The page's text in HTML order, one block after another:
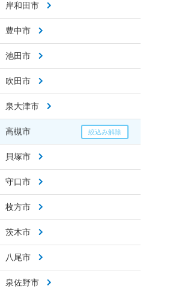
岸和田市
豊中市
池田市
吹田市
泉大津市
高槻市
貝塚市
守口市
枚方市
茨木市
八尾市
泉佐野市